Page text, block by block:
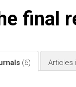
final
(6) Articles